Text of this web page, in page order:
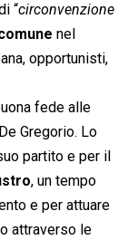
“circonvenzione
nel
opportunisti,
fede alle
Gregorio. Lo
partito e per il
, un tempo
e per attuare
attraverso le